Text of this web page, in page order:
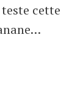
cette